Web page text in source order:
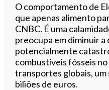
O comportamento de
que apenas alimento
CNBC. É uma
preocupa em diminuir a
potencialmente
combustíveis fósseis
transportes globais,
biliões de euros.